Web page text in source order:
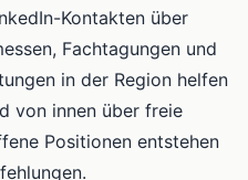
Kontakten über
Fachtagungen und
in der Region helfen
von innen über freie
Positionen entstehen